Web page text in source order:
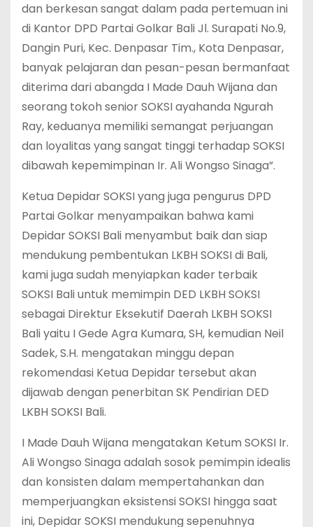
dan berkesan sangat dalam pada pertemuan ini
di Kantor DPD Partai Golkar Bali Jl. Surapati No.9,
Dangin Puri, Kec. Denpasar Tim., Kota Denpasar,
banyak pelajaran dan pesan-pesan bermanfaat
diterima dari abangda I Made Dauh Wijana dan
seorang tokoh senior SOKSI ayahanda Ngurah
Ray, keduanya memiliki semangat perjuangan
dan loyalitas yang sangat tinggi terhadap SOKSI
dibawah kepemimpinan Ir. Ali Wongso Sinaga”.
Ketua Depidar SOKSI yang juga pengurus DPD
Partai Golkar menyampaikan bahwa kami
Depidar SOKSI Bali menyambut baik dan siap
mendukung pembentukan LKBH SOKSI di Bali,
kami juga sudah menyiapkan kader terbaik
SOKSI Bali untuk memimpin DED LKBH SOKSI
sebagai Direktur Eksekutif Daerah LKBH SOKSI
Bali yaitu I Gede Agra Kumara, SH, kemudian Neil
Sadek, S.H. mengatakan minggu depan
rekomendasi Ketua Depidar tersebut akan
dijawab dengan penerbitan SK Pendirian DED
LKBH SOKSI Bali.
I Made Dauh Wijana mengatakan Ketum SOKSI Ir.
Ali Wongso Sinaga adalah sosok pemimpin idealis
dan konsisten dalam mempertahankan dan
memperjuangkan eksistensi SOKSI hingga saat
ini, Depidar SOKSI mendukung sepenuhnya